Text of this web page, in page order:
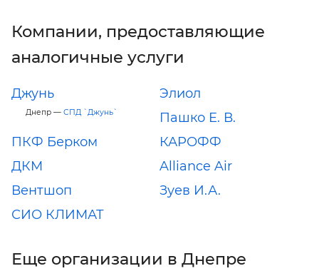
Компании, предоставляющие
аналогичные услуги
Джунь
Днепр — СПД `Джунь`
Элиол
Пашко Е. В.
ПКФ Берком
КАРОФФ
ДКМ
Alliance Air
Вентшоп
Зуев И.А.
СИО КЛИМАТ
Еще организации в Днепре